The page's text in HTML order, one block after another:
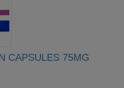
CAPSULES 75MG